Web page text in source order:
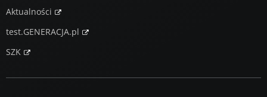
Aktualności
test.GENERACJA.pl
SZK